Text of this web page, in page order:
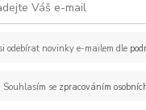
odebírat novinky e-mailem dle
Souhlasím se zpracováním